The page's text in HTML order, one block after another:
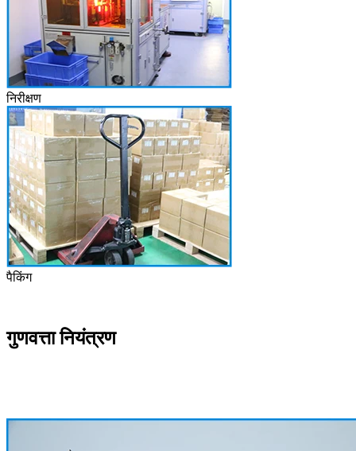
निरीक्षण
पैकिंग
गुणवत्ता नियंत्रण